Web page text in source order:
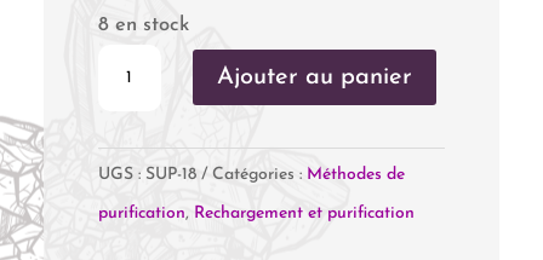
8 en stock
pour
Palo
Ajouter au panier
UGS : SUP-18 Catégories : Méthodes de
purification, Rechargement et purification